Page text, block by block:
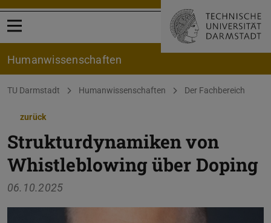
Menü öffnen
Human­wissenschaften
Sie befinden sich hier:
TU Darmstadt Humanwissenschaften Der Fachbereich
zurück
Strukturdynamiken von
Whistleblowing über Doping
06.10.2025